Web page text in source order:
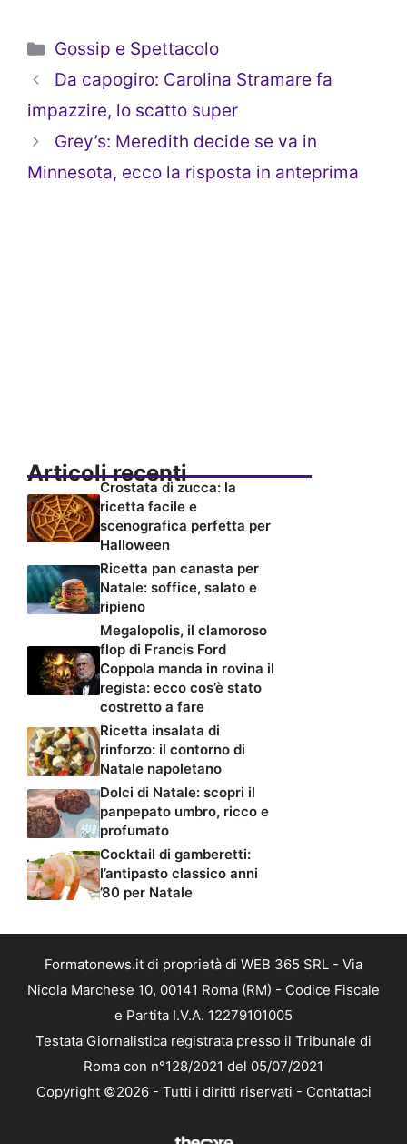
Categorie
Gossip e Spettacolo
Da capogiro: Carolina Stramare fa
impazzire, lo scatto super
Grey’s: Meredith decide se va in
Minnesota, ecco la risposta in anteprima
Articoli recenti
Crostata di zucca: la
ricetta facile e
scenografica perfetta per
Halloween
Ricetta pan canasta per
Natale: soffice, salato e
ripieno
Megalopolis, il clamoroso
flop di Francis Ford
Coppola manda in rovina il
regista: ecco cos’è stato
costretto a fare
Ricetta insalata di
rinforzo: il contorno di
Natale napoletano
Dolci di Natale: scopri il
panpepato umbro, ricco e
profumato
Cocktail di gamberetti:
l’antipasto classico anni
’80 per Natale
Formatonews.it di proprietà di WEB 365 SRL - Via
Nicola Marchese 10, 00141 Roma (RM) - Codice Fiscale
e Partita I.V.A. 12279101005
Testata Giornalistica registrata presso il Tribunale di
Roma con n°128/2021 del 05/07/2021
Copyright ©2026 - Tutti i diritti riservati - Contattaci